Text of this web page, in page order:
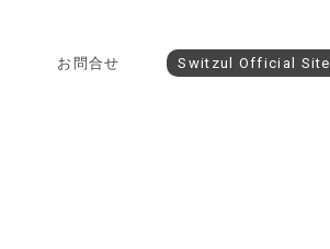
お問合せ Switzul Official Site